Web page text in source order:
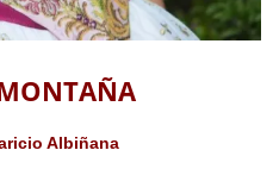
Albiñana